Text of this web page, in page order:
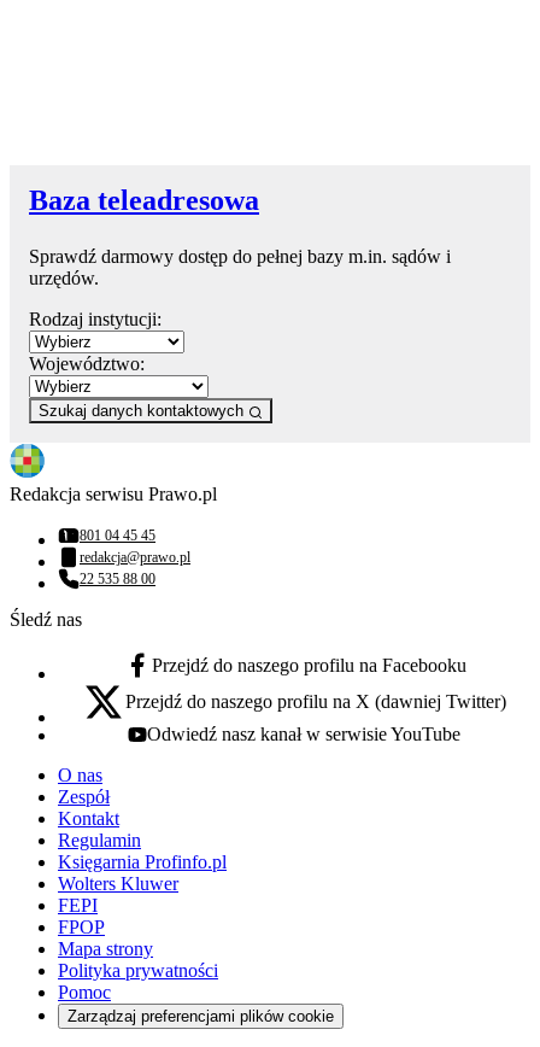
Baza teleadresowa
Sprawdź darmowy dostęp do pełnej bazy m.in. sądów i
urzędów.
Rodzaj instytucji:
Województwo:
Szukaj danych kontaktowych
Redakcja serwisu Prawo.pl
Numer telefonu:
801 04 45 45
Adres email:
redakcja@prawo.pl
Numer telefonu:
22 535 88 00
Śledź nas
facebook - otwiera się w nowej karcie
Przejdź do naszego profilu na Facebooku
x - otwiera się w nowej karcie
Przejdź do naszego profilu na X (dawniej Twitter)
youtube - otwiera się w nowej karcie
Odwiedź nasz kanał w serwisie YouTube
O nas
Zespół
Kontakt
Regulamin
Księgarnia Profinfo.pl
Wolters Kluwer
FEPI
FPOP
Mapa strony
Polityka prywatności
Pomoc
Zarządzaj preferencjami plików cookie